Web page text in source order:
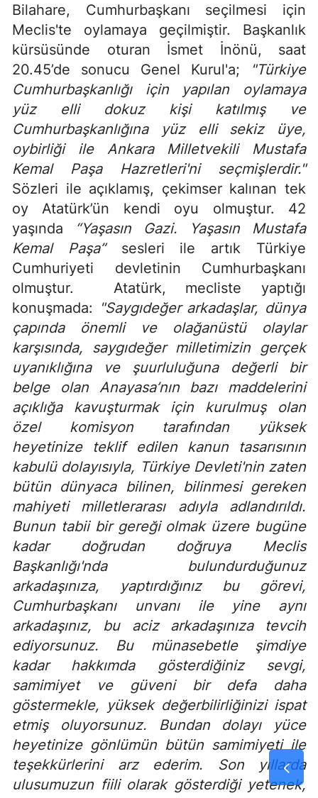
Bilahare, Cumhurbaşkanı seçilmesi için
Meclis'te oylamaya geçilmiştir. Başkanlık
kürsüsünde oturan İsmet İnönü, saat
20.45’de sonucu Genel Kurul'a;
"Türkiye
Cumhurbaşkanlığı için yapılan oylamaya
yüz elli dokuz kişi katılmış ve
Cumhurbaşkanlığına yüz elli sekiz üye,
oybirliği ile Ankara Milletvekili Mustafa
Kemal Paşa Hazretleri'ni seçmişlerdir."
Sözleri ile açıklamış, çekimser kalınan tek
oy Atatürk’ün kendi oyu olmuştur. 42
yaşında
“Yaşasın Gazi. Yaşasın Mustafa
Kemal Paşa”sesleri ile artık Türkiye
Cumhuriyeti devletinin Cumhurbaşkanı
olmuştur. Atatürk, mecliste yaptığı
konuşmada:
"Saygıdeğer arkadaşlar, dünya
çapında önemli ve olağanüstü olaylar
karşısında, saygıdeğer milletimizin gerçek
uyanıklığına ve şuurluluğuna değerli bir
belge olan Anayasa’nın bazı maddelerini
açıklığa kavuşturmak için kurulmuş olan
özel komisyon tarafından yüksek
heyetinize teklif edilen kanun tasarısının
kabulü dolayısıyla, Türkiye Devleti'nin zaten
bütün dünyaca bilinen, bilinmesi gereken
mahiyeti milletlerarası adıyla adlandırıldı.
Bunun tabii bir gereği olmak üzere bugüne
kadar doğrudan doğruya Meclis
Başkanlığı'nda bulundurduğunuz
arkadaşınıza, yaptırdığınız bu görevi,
Cumhurbaşkanı unvanı ile yine aynı
arkadaşınız, bu aciz arkadaşınıza tevcih
ediyorsunuz. Bu münasebetle şimdiye
kadar hakkımda gösterdiğiniz sevgi,
samimiyet ve güveni bir defa daha
göstermekle, yüksek değerbilirliğinizi ispat
etmiş oluyorsunuz. Bundan dolayı yüce
heyetinize gönlümün bütün samimiyeti ile
teşekkürlerini arz ederim. Son yıllarda
ulusumuzun fiili olarak gösterdiği yetenek,